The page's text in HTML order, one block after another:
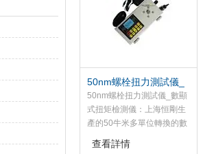
50nm螺栓扭力測試儀_
數顯式扭矩檢測儀
50nm螺栓扭力測試儀_數顯
式扭矩檢測儀：上海恒剛生
產的50牛米多單位轉換的數
字扭力測試儀是為測試和檢
測扭矩而設計制造的智能化
查看詳情